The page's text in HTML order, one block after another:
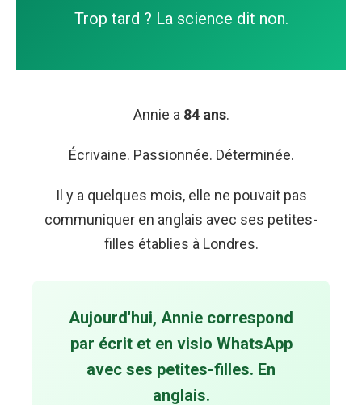
Trop tard ? La science dit non.
Annie a 84 ans.
Écrivaine. Passionnée. Déterminée.
Il y a quelques mois, elle ne pouvait pas
communiquer en anglais avec ses petites-
filles établies à Londres.
Aujourd'hui, Annie correspond
par écrit et en visio WhatsApp
avec ses petites-filles. En
anglais.